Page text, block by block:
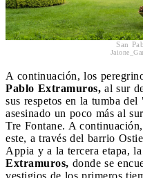
San
A continuación, los
Pablo Extramuros, al sur
sus respetos en la tumba
asesinado un poco más al
Tre Fontane. A
este, a través del barrio
Appia y a la tercera etapa, la
Extramuros, donde se
vestigios de los primeros